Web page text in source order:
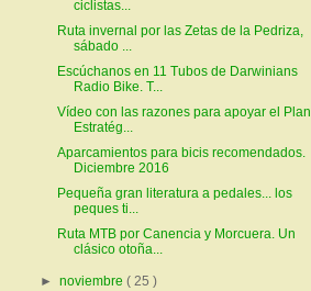
ciclistas...
Ruta invernal por las Zetas de la Pedriza,
sábado ...
Escúchanos en 11 Tubos de Darwinians
Radio Bike. T...
Vídeo con las razones para apoyar el Plan
Estratég...
Aparcamientos para bicis recomendados.
Diciembre 2016
Pequeña gran literatura a pedales... los
peques ti...
Ruta MTB por Canencia y Morcuera. Un
clásico otoña...
►noviembre( 25 )